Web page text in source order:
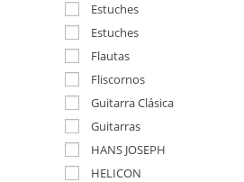
Estuches
Estuches
Flautas
Fliscornos
Guitarra Clásica
Guitarras
HANS JOSEPH
HELICON